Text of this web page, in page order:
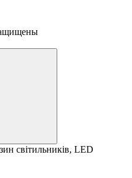
світильників, LED